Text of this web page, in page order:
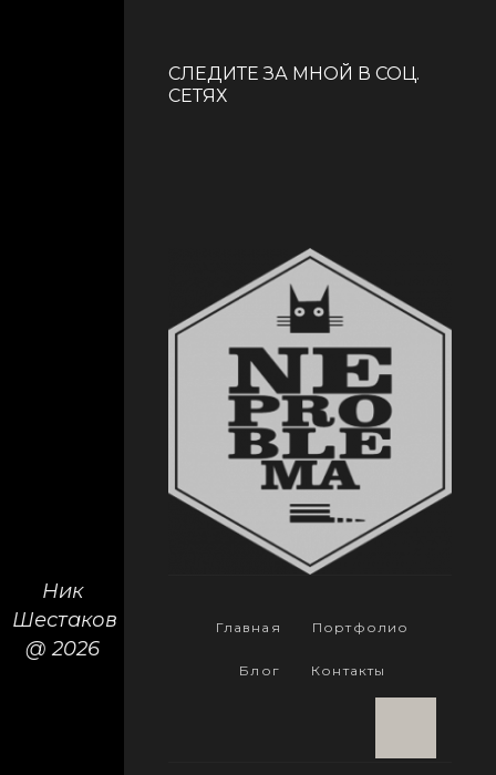
Ник
Шестаков
@ 2026
СЛЕДИТЕ ЗА МНОЙ В СОЦ.
СЕТЯХ
Главная Портфолио
Блог Контакты